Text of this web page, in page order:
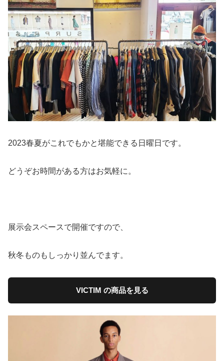
2023春夏がこれでもかと堪能できる日曜日です。
どうぞお時間がある方はお気軽に。
展示会スペースで開催ですので、
秋冬ものもしっかり並んでます。
VICTIM の商品を見る